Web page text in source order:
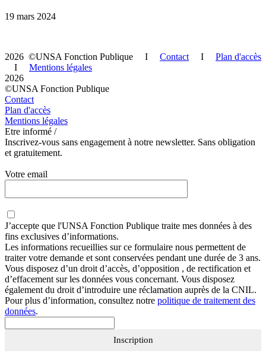
19 mars 2024
2026 ©UNSA Fonction Publique I Contact I Plan d'accès
I Mentions légales
2026
©UNSA Fonction Publique
Contact
Plan d'accès
Mentions légales
Etre informé /
Inscrivez-vous sans engagement à notre newsletter. Sans obligation
et gratuitement.
Votre email
J’accepte que l'UNSA Fonction Publique traite mes données à des
fins exclusives d’informations.
Les informations recueillies sur ce formulaire nous permettent de
traiter votre demande et sont conservées pendant une durée de 3 ans.
Vous disposez d’un droit d’accès, d’opposition , de rectification et
d’effacement sur les données vous concernant. Vous disposez
également du droit d’introduire une réclamation auprès de la CNIL.
Pour plus d’information, consultez notre politique de traitement des
données.
Inscription